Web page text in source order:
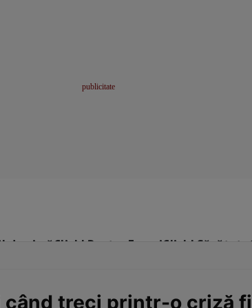
de viațăClick! Pentru FemeiClick! Sănătate
când treci printr-o criză